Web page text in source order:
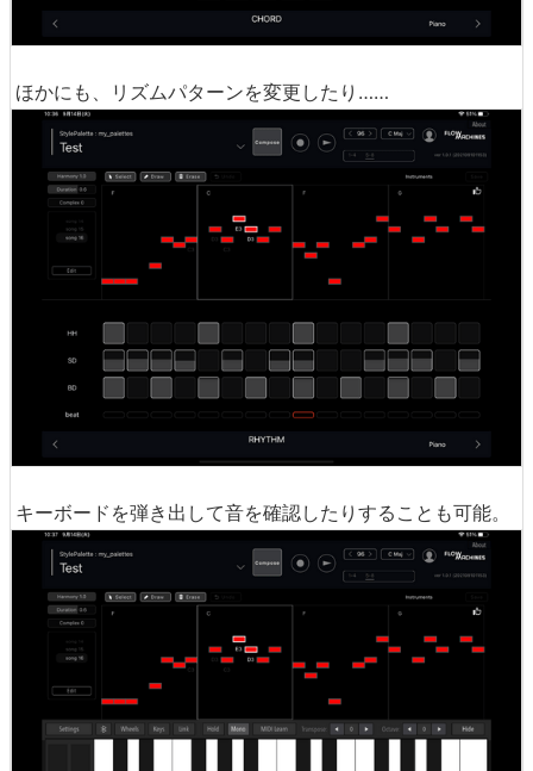
ほかにも、リズムパターンを変更したり……
キーボードを弾き出して音を確認したりすることも可能。